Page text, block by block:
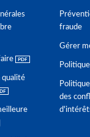
qualité
fraude
Gérer
des